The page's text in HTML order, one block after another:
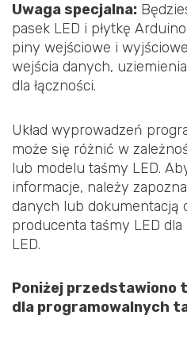
Uwaga specjalna:
pasek LED i płytkę
piny wejściowe i
wejścia danych,
dla łączności.
Układ wyprowadzeń
może się różnić w
lub modelu taśmy LED.
informacje, należy
danych lub dokumentacją
producenta taśmy LED
LED.
Poniżej przedstawiono
dla programowalnych